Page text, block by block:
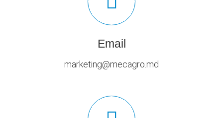
Email
marketing@mecagro.md